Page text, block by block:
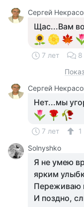
Сергей
Щас...Вам
7 лет 8
Сергей
Нет...мы
7 лет
1
Solnyshko
Я не умею
ярким
Переживаю
И поздно,